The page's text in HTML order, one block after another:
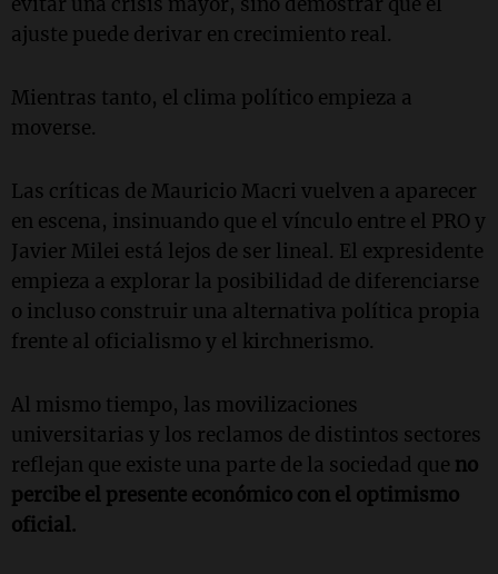
ajuste puede derivar en crecimiento real.
Mientras tanto, el clima político empieza a
moverse.
Las críticas de Mauricio Macri vuelven a aparecer
en escena, insinuando que el vínculo entre el PRO y
Javier Milei está lejos de ser lineal. El expresidente
empieza a explorar la posibilidad de diferenciarse
o incluso construir una alternativa política propia
frente al oficialismo y el kirchnerismo.
Al mismo tiempo, las movilizaciones
universitarias y los reclamos de distintos sectores
reflejan que existe una parte de la sociedad que no
percibe el presente económico con el optimismo
oficial.